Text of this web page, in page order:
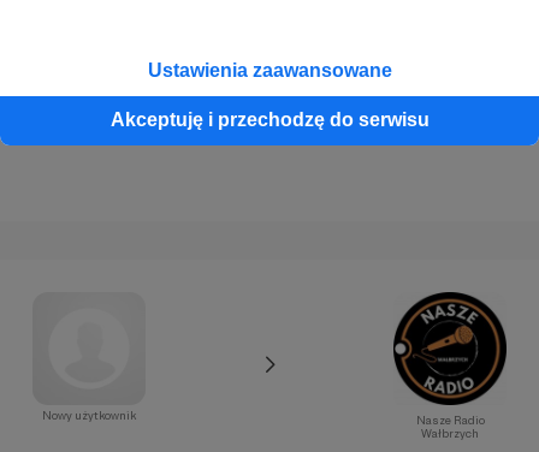
Ustawienia zaawansowane
Akceptuję i przechodzę do serwisu
Patroni: 0
Nowy użytkownik
Nasze Radio
Wałbrzych